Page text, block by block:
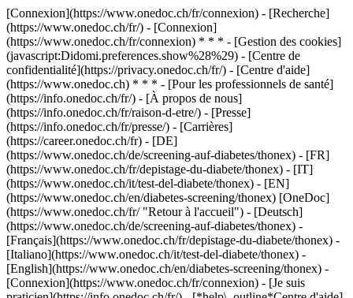
[Connexion](https://www.onedoc.ch/fr/connexion) - [Recherche]
(https://www.onedoc.ch/fr/) - [Connexion]
(https://www.onedoc.ch/fr/connexion) * * * - [Gestion des cookies]
(javascript:Didomi.preferences.show%28%29) - [Centre de
confidentialité](https://privacy.onedoc.ch/fr/) - [Centre d'aide]
(https://www.onedoc.ch) * * * - [Pour les professionnels de santé]
(https://info.onedoc.ch/fr/) - [À propos de nous]
(https://info.onedoc.ch/fr/raison-d-etre/) - [Presse]
(https://info.onedoc.ch/fr/presse/) - [Carrières]
(https://career.onedoc.ch/fr) - [DE]
(https://www.onedoc.ch/de/screening-auf-diabetes/thonex) - [FR]
(https://www.onedoc.ch/fr/depistage-du-diabete/thonex) - [IT]
(https://www.onedoc.ch/it/test-del-diabete/thonex) - [EN]
(https://www.onedoc.ch/en/diabetes-screening/thonex) [OneDoc]
(https://www.onedoc.ch/fr/ "Retour à l'accueil") - [Deutsch]
(https://www.onedoc.ch/de/screening-auf-diabetes/thonex) -
[Français](https://www.onedoc.ch/fr/depistage-du-diabete/thonex) -
[Italiano](https://www.onedoc.ch/it/test-del-diabete/thonex) -
[English](https://www.onedoc.ch/en/diabetes-screening/thonex) -
[Connexion](https://www.onedoc.ch/fr/connexion) - [Je suis